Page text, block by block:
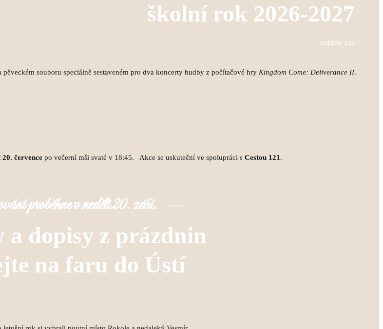
školní rok 2026-2027
najdete zde
proběhne v neděli 20. září.
a dopisy z prázdnin
na faru do Ústí
souboru speciálně sestaveném pro dva koncerty hudby z počítačové hry Kingdom Come: Deliverance II.
20. července po večerní mši svaté v 18:45. Akce se uskuteční ve spolupráci s Cestou 121 .